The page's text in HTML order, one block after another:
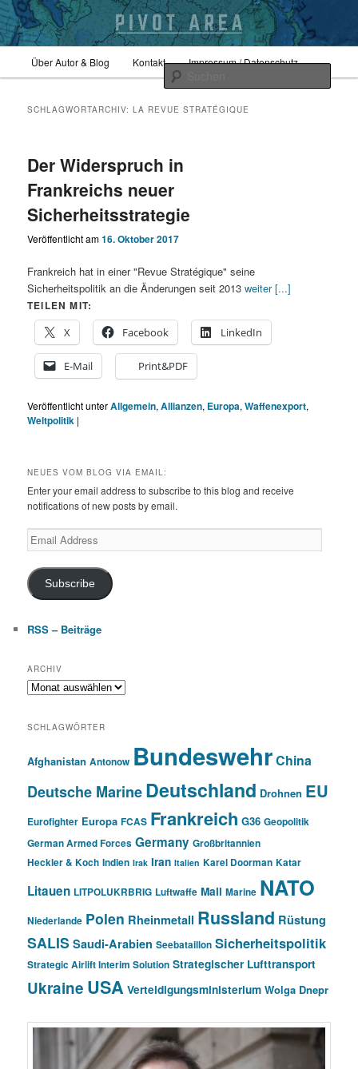
primären
springen
sekundären
springenpivotarea
HauptmenüÜber Autor & Blog Kontakt Impressum / Datenschutz
SCHLAGWORTARCHIV:LA REVUE STRATÉGIQUE
Der Widerspruch in
Frankreichs neuer
Sicherheitsstrategie
Veröffentlicht am16. Oktober 2017
Frankreich hat in einer "Revue Stratégique" seine
Sicherheitspolitik an die Änderungen seit 2013weiter [...]
TEILEN MIT:
X
Facebook LinkedIn
E-Mail Print&PDF
Veröffentlicht unterAllgemein,Allianzen, Europa,Waffenexport,
Weltpolitik |
NEUES VOM BLOG VIA EMAIL:
Enter your email address to subscribe to this blog and receive
notifications of new posts by email.
Email
Address
Subscribe
RSS – Beiträge
ARCHIV
Archiv
SCHLAGWÖRTER
Afghanistan Antonow BundeswehrChina
Deutsche MarineDeutschland Drohnen EU
Eurofighter Europa FCAS Frankreich G36 Geopolitik
German Armed Forces Germany Großbritannien
Heckler & Koch Indien Irak Iran Italien Karel Doorman Katar
Litauen LITPOLUKRBRIG Luftwaffe Mali Marine NATO
Niederlande Polen Rheinmetall Russland Rüstung
SALIS Saudi-Arabien Seebataillon Sicherheitspolitik
Strategic Airlift Interim Solution Strategischer Lufttransport
Ukraine USA Verteidigungsministerium Wolga Dnepr